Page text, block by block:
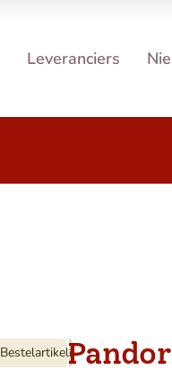
Leveranciers
Bestelartikeli